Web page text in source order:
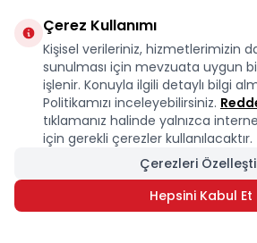
info@krmdukkan.com
Facebook
X İnstagram
YoutubeLinkedin
Çerez Kullanımı
Kişisel verileriniz, hizmetlerimizin
sunulması için mevzuata uygun
işlenir. Konuyla ilgili detaylı bilgi
Politikamızı inceleyebilirsiniz.
tıklamanız halinde yalnızca
için gerekli çerezler kullanılacaktır.
Çerezleri
Hepsini Kabul Et